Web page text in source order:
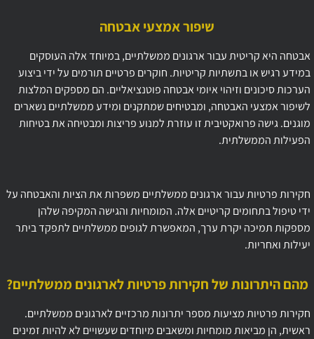
שיפור אמצעי אבטחה
אבטחה היא קריטית עבור ארגונים ממשלתיים, במיוחד אלה העוסקים
במידע רגיש או בתשתיות קריטיות. חוקרים פרטיים תורמים על ידי ביצוע
הערכות סיכונים וזיהוי איומי אבטחה פוטנציאליים. הם מספקים המלצות
לשיפור אמצעי האבטחה, ומבטיחים שמתקנים ומידע ממשלתיים נשארים
מוגנים. גישה פרואקטיבית זו עוזרת למנוע פריצות ומבטיחה את בטיחות
הפעילות הממשלתית.
חקירות פרטיות עבור ארגונים ממשלתיים משפרות את הציות והאבטחה על
ידי טיפול בתחומים קריטיים אלה. המומחיות והגישה המקיפה שלהן
מספקות תמיכה יקרת ערך, המאפשרת לגופים ממשלתיים לתפקד ביתר
יעילות ואחריות.
מהם היתרונות של חקירות פרטיות לארגונים ממשלתיים?
חקירות פרטיות מציעות מספר יתרונות מרכזיים לארגונים ממשלתיים.
ראשית, הן מביאות מומחיות ומשאבים מיוחדים שעשויים לא להיות זמינים